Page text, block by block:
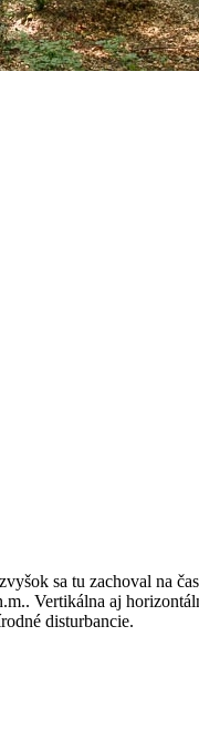
sa tu zachoval na
Vertikálna aj
disturbancie.